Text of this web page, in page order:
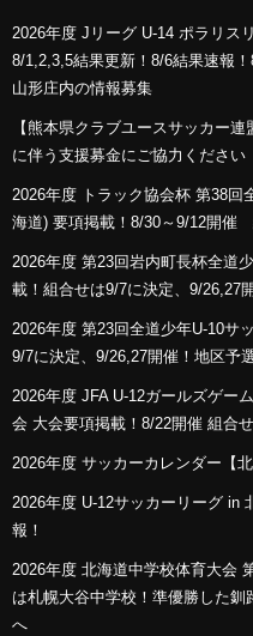
2026年度 Jリーグ U-14 ポラリス
8/1,2,3,5結果更新！8/6結果速報
山形庄内の情報募集
【熊本県クラブユースサッカー
に伴う支援募金にご協力ください
2026年度 トラック協会杯 第38回
海道) 要項掲載！8/30～9/12開催
2026年度 第23回岩内町長杯全道
載！組合せは9/7に決定、9/26,27
2026年度 第23回全道少年U-10サ
9/7に決定、9/26,27開催！地区予
2026年度 JFA U-12ガールズゲー
会 大会要項掲載！8/22開催 組合
2026年度 サッカーカレンダー【
2026年度 U-12サッカーリーグ
報！
2026年度 北海道中学校体育大会
は札幌大谷中学校！準優勝した
へ